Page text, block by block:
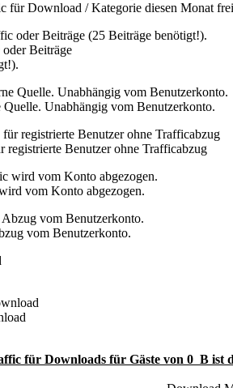
für Download / Kategorie diesen Monat
Beiträge
Unabhängig vom Benutzerkonto.
registrierte Benutzer ohne Trafficabzug
vom Konto abgezogen.
vom Benutzerkonto.
für Downloads für Gäste von 0 B ist